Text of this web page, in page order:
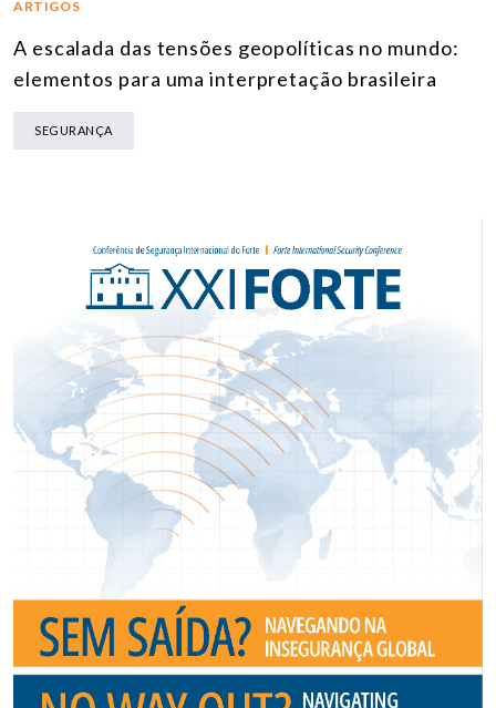
ARTIGOS
A escalada das tensões geopolíticas no mundo:
elementos para uma interpretação brasileira
SEGURANÇA